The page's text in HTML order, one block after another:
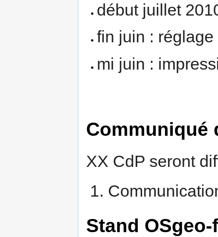
début juillet
fin juin :
mi juin :
Communiqué
XX CdP seront
Stand OSgeo-